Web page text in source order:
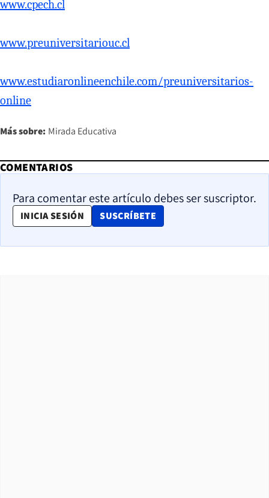
www.cpech.cl
www.preuniversitariouc.cl
www.estudiaronlineenchile.com/preuniversitarios-
online
Más sobre: Mirada Educativa
COMENTARIOS
Para comentar este artículo debes ser suscriptor.
INICIA SESIÓN SUSCRÍBETE
OPENS IN NEW WINDOW